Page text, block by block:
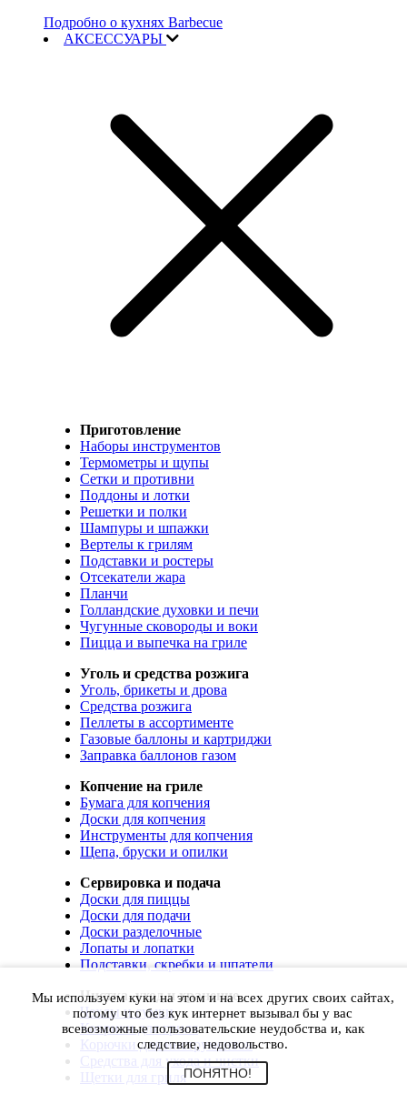
Подробно о кухнях Barbecue
АКСЕССУАРЫ
Приготовление
Наборы инструментов
Термометры и щупы
Сетки и противни
Поддоны и лотки
Решетки и полки
Шампуры и шпажки
Вертелы к грилям
Подставки и ростеры
Отсекатели жара
Планчи
Голландские духовки и печи
Чугунные сковороды и воки
Пицца и выпечка на гриле
Уголь и средства розжига
Уголь, брикеты и дрова
Средства розжига
Пеллеты в ассортименте
Газовые баллоны и картриджи
Заправка баллонов газом
Копчение на гриле
Бумага для копчения
Доски для копчения
Инструменты для копчения
Щепа, бруски и опилки
Сервировка и подача
Доски для пиццы
Доски для подачи
Доски разделочные
Лопаты и лопатки
Подставки, скребки и шпатели
Чистка, уход и хранение
Чехлы и сумки
Коврики для гриля
Корючки для инструментов
Средства для ухода и чистки
Щетки для гриля
Мы используем куки на этом и на всех других своих сайтах,
потому что без кук интернет вызывал бы у вас
всевозможные пользовательские неудобства и, как
следствие, недовольство.
ПОНЯТНО!